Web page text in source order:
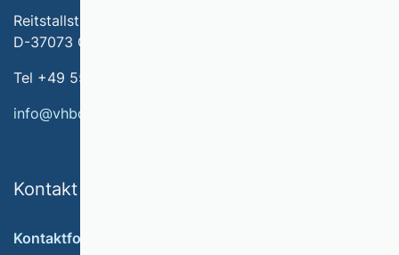
Reitstallstr. 7
D-37073 Göttingen
Tel +49 551 79778-566
info@vhbonline.org
Kontakt
Kontaktformular